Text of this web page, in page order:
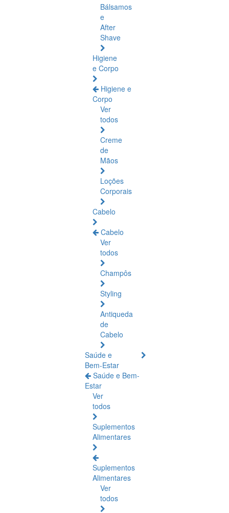
Bálsamos
e
After
Shave
Higiene
e Corpo
Higiene e
Corpo
Ver
todos
Creme
de
Mãos
Loções
Corporais
Cabelo
Cabelo
Ver
todos
Champôs
Styling
Antiqueda
de
Cabelo
Saúde e
Bem-Estar
Saúde e Bem-
Estar
Ver
todos
Suplementos
Alimentares
Suplementos
Alimentares
Ver
todos